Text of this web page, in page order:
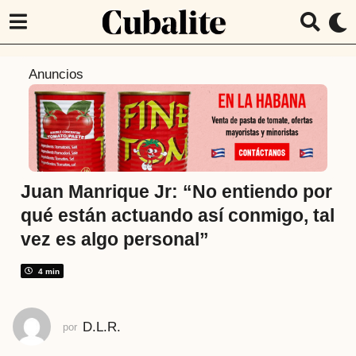
t
á
s
6
ñ
o
s
Anuncios
Juan Manrique Jr: “No entiendo por
qué están actuando así conmigo, tal
vez es algo personal”
4 min
por D.L.R.